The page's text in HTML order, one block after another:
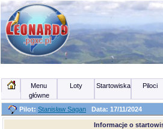
Menu
główne
Loty Startowiska Piloci
Pilot: Stanisław Sagan Data: 17/11/2024
Informacje o